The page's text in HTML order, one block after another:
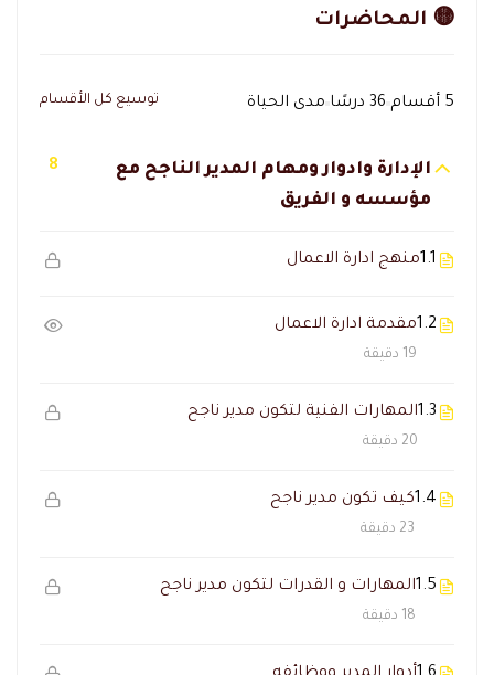
🟡 المحاضرات
5 أقسام 36 درسًا مدى الحياة توسيع كل الأقسام
الإدارة وادوار ومهام المدير الناجح مع
مؤسسه و الفريق
8
1.1منهج ادارة الاعمال
1.2مقدمة ادارة الاعمال
19 دقيقة
1.3المهارات الفنية لتكون مدير ناجح
20 دقيقة
1.4كيف تكون مدير ناجح
23 دقيقة
1.5المهارات و القدرات لتكون مدير ناجح
18 دقيقة